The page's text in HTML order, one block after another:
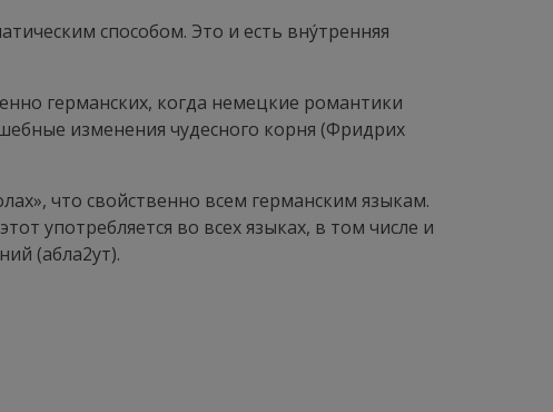
способом. Это и есть внýтренняя
германских, когда немецкие романтики
изменения чудесного корня (Фридрих
что свойственно всем германским языкам.
употребляется во всех языках, в том числе и
(абла2ут).